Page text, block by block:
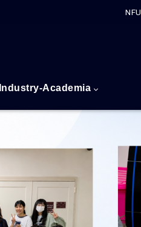
NFU
Industry-Academia